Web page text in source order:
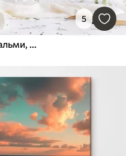
5
Тропічний океанський пляж, пальми, квіти, акварельний стиль